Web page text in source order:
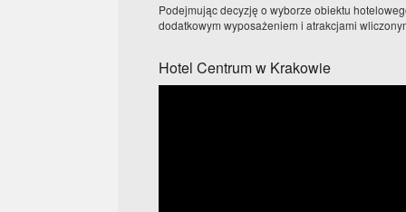
Podejmując decyzję o wyborze obiektu
dodatkowym wyposażeniem i atrakcjami
Hotel Centrum w Krakowie